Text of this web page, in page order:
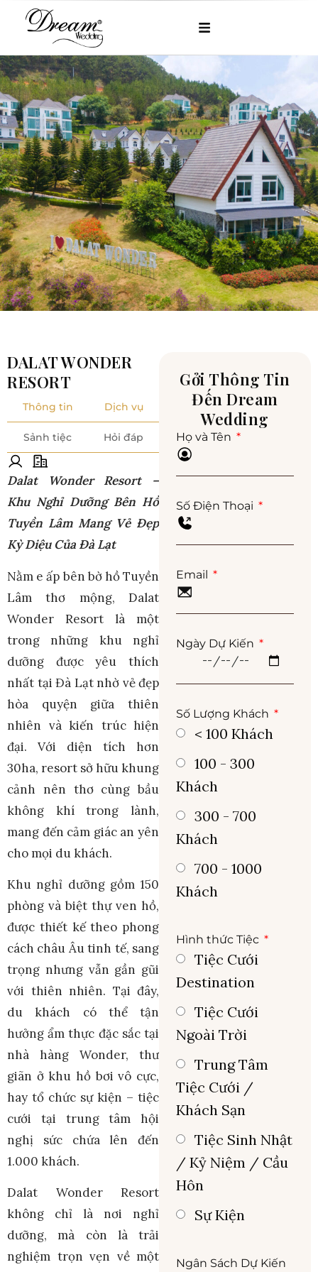
DALAT WONDER
RESORT
Thông tin Dịch vụ
Sảnh tiệc Hỏi đáp
Dalat Wonder Resort –
Khu Nghỉ Dưỡng Bên Hồ
Tuyền Lâm Mang Vẻ Đẹp
Kỳ Diệu Của Đà Lạt
Nằm e ấp bên bờ hồ Tuyền
Lâm thơ mộng, Dalat
Wonder Resort là một
trong những khu nghỉ
dưỡng được yêu thích
nhất tại Đà Lạt nhờ vẻ đẹp
hòa quyện giữa thiên
nhiên và kiến trúc hiện
đại. Với diện tích hơn
30ha, resort sở hữu khung
cảnh nên thơ cùng bầu
không khí trong lành,
mang đến cảm giác an yên
cho mọi du khách.
Khu nghỉ dưỡng gồm 150
phòng và biệt thự ven hồ,
được thiết kế theo phong
cách châu Âu tinh tế, sang
trọng nhưng vẫn gần gũi
với thiên nhiên. Tại đây,
du khách có thể tận
hưởng ẩm thực đặc sắc tại
nhà hàng Wonder, thư
giãn ở khu hồ bơi vô cực,
hay tổ chức sự kiện – tiệc
cưới tại trung tâm hội
nghị sức chứa lên đến
1.000 khách.
Dalat Wonder Resort
không chỉ là nơi nghỉ
dưỡng, mà còn là trải
nghiệm trọn vẹn về một
Gởi Thông Tin
Đến Dream
Wedding
Họ và Tên
Số Điện Thoại
Email
Ngày Dự Kiến
Số Lượng Khách
< 100 Khách
100 - 300
Khách
300 - 700
Khách
700 - 1000
Khách
Hình thức Tiệc
Tiệc Cưới
Destination
Tiệc Cưới
Ngoài Trời
Trung Tâm
Tiệc Cưới /
Khách Sạn
Tiệc Sinh Nhật
/ Kỷ Niệm / Cầu
Hôn
Sự Kiện
Ngân Sách Dự Kiến